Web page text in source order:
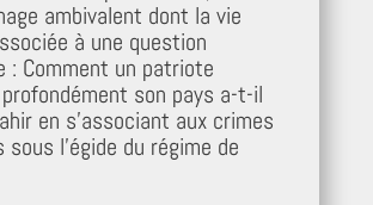
ambivalent dont la vie
à une question
: Comment un patriote
son pays a-t-il
en s’associant aux crimes
sous l’égide du régime de